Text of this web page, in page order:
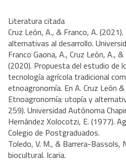
Literatura citada
Cruz León, A., & Franco, A.
alternativas al desarrollo.
Franco Gaona, A., Cruz León, A.,
(2020). Propuesta del estudio de
tecnología agrícola tradicional
etnoagronomía. En A. Cruz León
Etnoagronomía: utopía y
259). Universidad Autónoma
Hernández Xolocotzi, E. (1977).
Colegio de Postgraduados.
Toledo, V. M., & Barrera-Bassols,
biocultural. Icaria.